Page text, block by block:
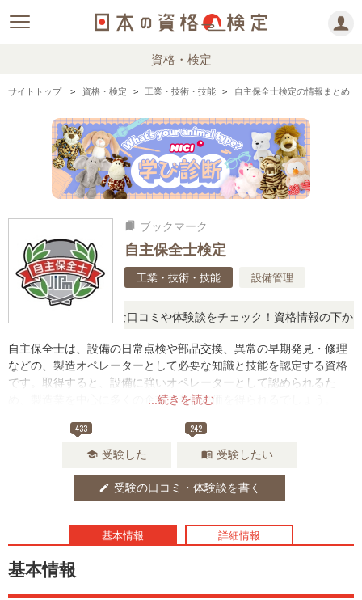
資格・検定
サイトトップ 資格・検定 工業・技術・技能 自主保全士検定の情報まとめ
bookmarks ブックマーク
自主保全士検定
工業・技術・技能 設備管理
ったら、リアルな口コミや体験談をチェック！資格情報の下からお
...続きを読む
自主保全士は、設備の日常点検や部品交換、異常の早期発見・修理
などの、製造オペレーターとして必要な知識と技能を認定する資格
です。取得すると、設備に強いオペレーターとして認められるた
め、製造業を中心に多くの企業で高い評価を得られるでしょう。
433
school 受験した
242
menu_book 受験したい
edit 受験の口コミ・体験談を書く
基本情報 詳細情報
基本情報